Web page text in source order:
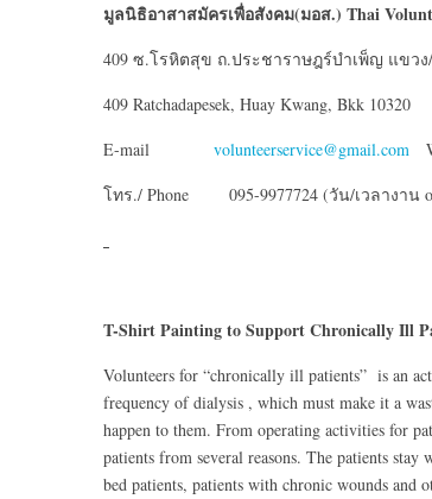
มูลนิธิอาสาสมัครเพื่อสังคม(มอส.) Thai
409 ซ.โรหิตสุข ถ.ประชาราษฎร์บำเพ็ญ แขวง/
409 Ratchadapesek, Huay Kwang, Bkk 10320
E-mail volunteerservice@gmail.com
โทร./ Phone 095-9977724 (วัน/เวลางาน
T-Shirt Painting to Support Chronically Ill
Volunteers for “chronically ill patients” is an
frequency of dialysis , which must make it a
happen to them. From operating activities for
patients from several reasons. The patients
bed patients, patients with chronic wounds and